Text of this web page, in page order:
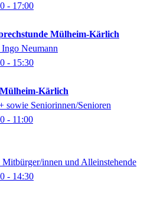
- 17:00
Mülheim-Kärlich
Neumann
- 15:30
Kärlich
sowie Seniorinnen/Senioren
- 11:00
innen und Alleinstehende
- 14:30